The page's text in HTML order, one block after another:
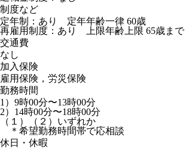
制度など
定年制：あり 定年年齢一律 60歳
再雇用制度：あり 上限年齢上限 65歳まで
交通費
なし
加入保険
雇用保険，労災保険
勤務時間
1）9時00分〜13時00分
2）14時00分〜18時00分
（１）（２）いずれか
＊希望勤務時間帯で応相談
休日・休暇